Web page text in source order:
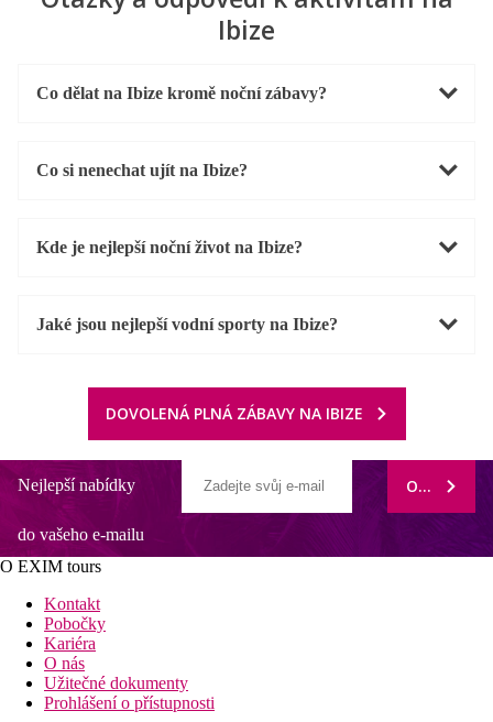
Ibize
Co dělat na Ibize kromě noční zábavy?
Co si nenechat ujít na Ibize?
Kde je nejlepší noční život na Ibize?
Jaké jsou nejlepší vodní sporty na Ibize?
DOVOLENÁ PLNÁ ZÁBAVY NA IBIZE
Nejlepší nabídky
do vašeho e-mailu
ODEBÍRAT
O EXIM tours
Kontakt
Pobočky
Kariéra
O nás
Užitečné dokumenty
Prohlášení o přístupnosti